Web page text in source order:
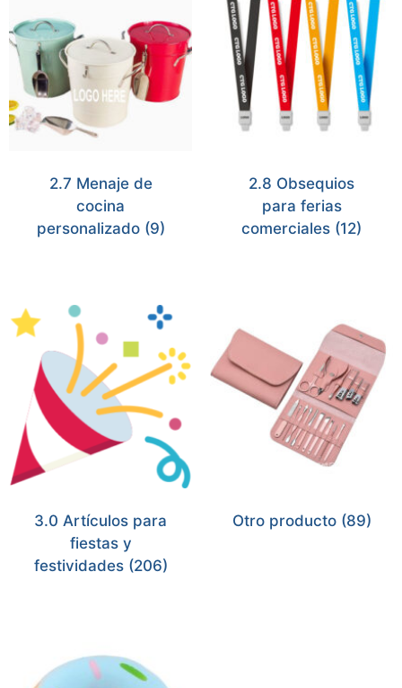
2.7 Menaje de
cocina
personalizado (9)
2.8 Obsequios
para ferias
comerciales (12)
3.0 Artículos para
fiestas y
festividades (206)
Otro producto (89)